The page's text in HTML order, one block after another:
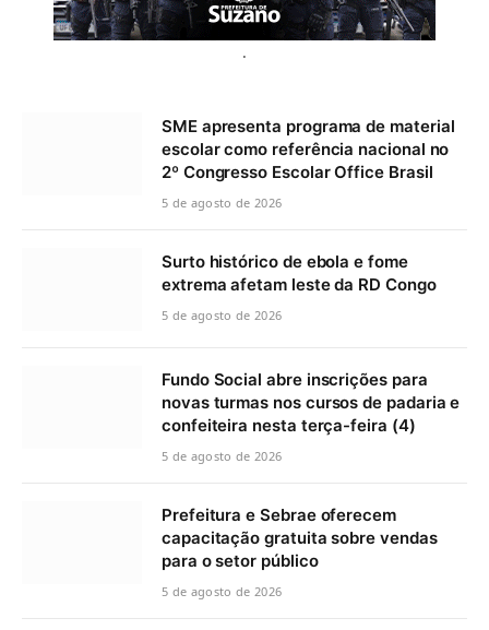
.
SME apresenta programa de material
escolar como referência nacional no
2º Congresso Escolar Office Brasil
5 de agosto de 2026
Surto histórico de ebola e fome
extrema afetam leste da RD Congo
5 de agosto de 2026
Fundo Social abre inscrições para
novas turmas nos cursos de padaria e
confeiteira nesta terça-feira (4)
5 de agosto de 2026
Prefeitura e Sebrae oferecem
capacitação gratuita sobre vendas
para o setor público
5 de agosto de 2026